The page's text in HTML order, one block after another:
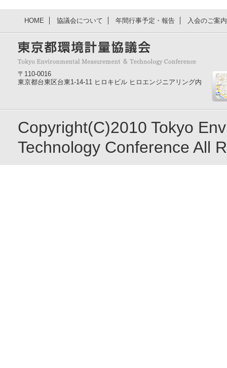
HOME 協議会について 年間行事予定・報告 入会のご案
〒110-0016
東京都台東区台東1-14-11 ヒロキビル ヒロエンジニアリング内
Copyright(C)2010 Tokyo
Technology Conference All